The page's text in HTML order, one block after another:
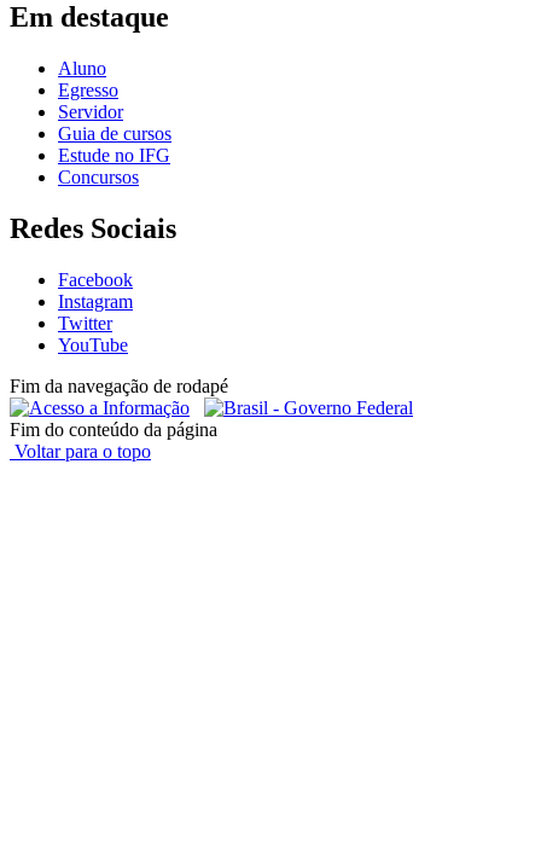
Em destaque
Aluno
Egresso
Servidor
Guia de cursos
Estude no IFG
Concursos
Redes Sociais
Facebook
Instagram
Twitter
YouTube
Fim da navegação de rodapé
Fim do conteúdo da página
Voltar para o topo